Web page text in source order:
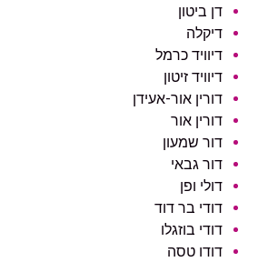
דן ביטון
דיקלה
דיוויד כרמל
דיוויד זיטון
דורין אור-אעידן
דורין אור
דור שמעון
דור גבאי
דולי ופן
דודי בר דוד
דודי בוזגלו
דודו טסה